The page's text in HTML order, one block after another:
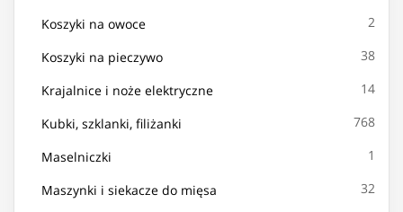
Koszyki na owoce 2
Koszyki na pieczywo 38
Krajalnice i noże elektryczne 14
Kubki, szklanki, filiżanki 768
Maselniczki 1
Maszynki i siekacze do mięsa 32